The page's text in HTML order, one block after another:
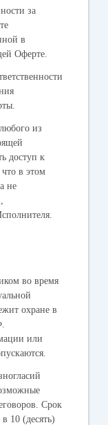
за
в
Оферте.
из
доступ к
что в этом
не
во время
охране в
или
Срок
10 (десять)